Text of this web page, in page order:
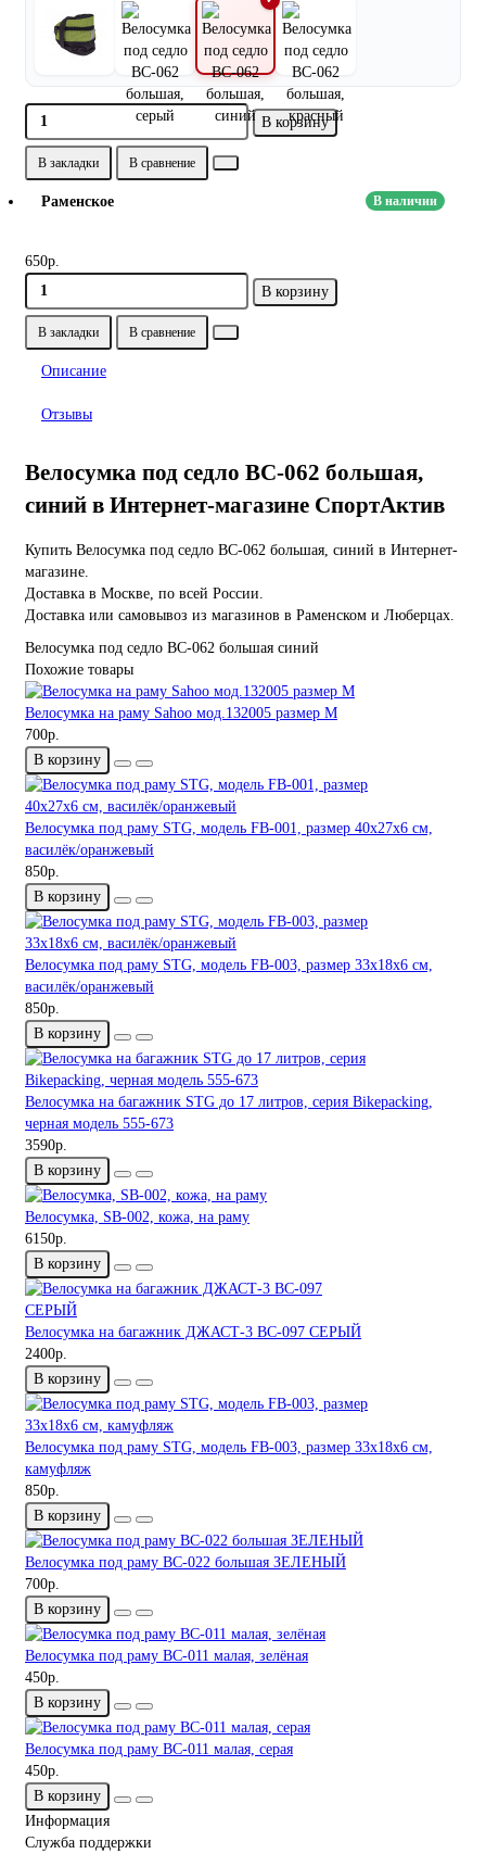
В корзину
В закладки В сравнение
Раменское В наличии
650р.
В корзину
В закладки В сравнение
Описание
Отзывы
Велосумка под седло BC-062 большая,
синий в Интернет-магазине СпортАктив
Купить Велосумка под седло BC-062 большая, синий в Интернет-
магазине.
Доставка в Москве, по всей России.
Доставка или самовывоз из магазинов в Раменском и Люберцах.
Велосумка под седло BC-062 большая синий
Похожие товары
Велосумка на раму Sahoo мод.132005 размер M
700р.
В корзину
Велосумка под раму STG, модель FB-001, размер 40х27х6 см,
василёк/оранжевый
850р.
В корзину
Велосумка под раму STG, модель FB-003, размер 33х18х6 см,
василёк/оранжевый
850р.
В корзину
Велосумка на багажник STG до 17 литров, серия Bikepacking,
черная модель 555-673
3590р.
В корзину
Велосумка, SB-002, кожа, на раму
6150р.
В корзину
Велосумка на багажник ДЖАСТ-3 ВС-097 СЕРЫЙ
2400р.
В корзину
Велосумка под раму STG, модель FB-003, размер 33х18х6 см,
камуфляж
850р.
В корзину
Велосумка под раму BC-022 большая ЗЕЛЕНЫЙ
700р.
В корзину
Велосумка под раму BC-011 малая, зелёная
450р.
В корзину
Велосумка под раму BC-011 малая, серая
450р.
В корзину
Информация
Служба поддержки